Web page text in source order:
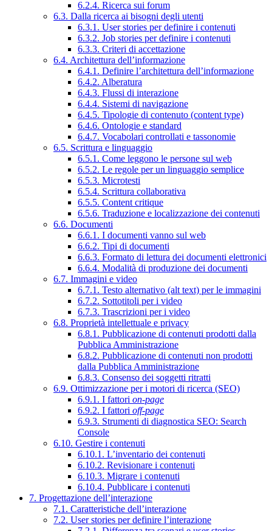
6.2.4. Ricerca sui forum
6.3. Dalla ricerca ai bisogni degli utenti
6.3.1. User stories per definire i contenuti
6.3.2. Job stories per definire i contenuti
6.3.3. Criteri di accettazione
6.4. Architettura dell’informazione
6.4.1. Definire l’architettura dell’informazione
6.4.2. Alberatura
6.4.3. Flussi di interazione
6.4.4. Sistemi di navigazione
6.4.5. Tipologie di contenuto (content type)
6.4.6. Ontologie e standard
6.4.7. Vocabolari controllati e tassonomie
6.5. Scrittura e linguaggio
6.5.1. Come leggono le persone sul web
6.5.2. Le regole per un linguaggio semplice
6.5.3. Microtesti
6.5.4. Scrittura collaborativa
6.5.5. Content critique
6.5.6. Traduzione e localizzazione dei contenuti
6.6. Documenti
6.6.1. I documenti vanno sul web
6.6.2. Tipi di documenti
6.6.3. Formato di lettura dei documenti elettronici
6.6.4. Modalità di produzione dei documenti
6.7. Immagini e video
6.7.1. Testo alternativo (alt text) per le immagini
6.7.2. Sottotitoli per i video
6.7.3. Trascrizioni per i video
6.8. Proprietà intellettuale e privacy
6.8.1. Pubblicazione di contenuti prodotti dalla
Pubblica Amministrazione
6.8.2. Pubblicazione di contenuti non prodotti
dalla Pubblica Amministrazione
6.8.3. Consenso dei soggetti ritratti
6.9. Ottimizzazione per i motori di ricerca (SEO)
6.9.1. I fattori on-page
6.9.2. I fattori off-page
6.9.3. Strumenti di diagnostica SEO: Search
Console
6.10. Gestire i contenuti
6.10.1. L’inventario dei contenuti
6.10.2. Revisionare i contenuti
6.10.3. Migrare i contenuti
6.10.4. Pubblicare i contenuti
7. Progettazione dell’interazione
7.1. Caratteristiche dell’interazione
7.2. User stories per definire l’interazione